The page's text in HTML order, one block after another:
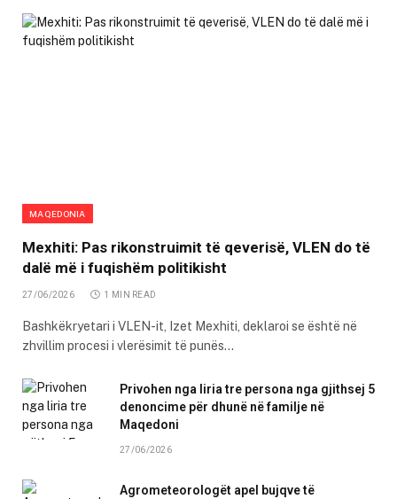
MAQEDONIA
Mexhiti: Pas rikonstruimit të qeverisë, VLEN do të
dalë më i fuqishëm politikisht
27/06/2026 1 MIN READ
Bashkëkryetari i VLEN-it, Izet Mexhiti, deklaroi se është në
zhvillim procesi i vlerësimit të punës…
Privohen nga liria tre persona nga gjithsej 5
denoncime për dhunë në familje në
Maqedoni
27/06/2026
Agrometeorologët apel bujqve të